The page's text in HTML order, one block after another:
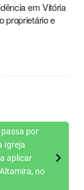
em Vitória
proprietário e
por
Igreja
aplicar
no